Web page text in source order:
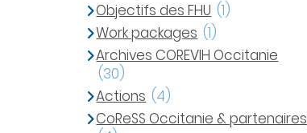
Objectifs des FHU (1)
Work packages (1)
Archives COREVIH Occitanie
(30)
Actions (4)
CoReSS Occitanie & partenaires